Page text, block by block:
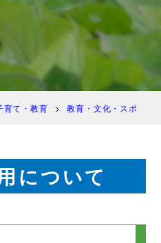
育て・教育 教育・文化・スポーツ
について